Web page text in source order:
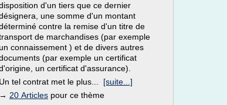
d'un tiers que ce dernier
une somme d'un montant
contre la remise d'un titre de
de marchandises (par exemple
un connaissement ) et de divers autres
(par exemple un certificat
un certificat d'assurance).
Un tel contrat met le plus... [suite...]
→ 20 Articles pour ce thème